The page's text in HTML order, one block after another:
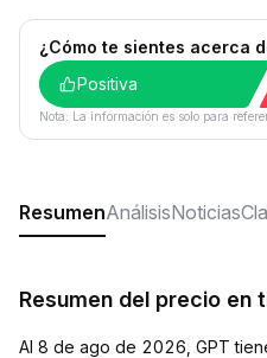
¿Cómo te sientes acerca
Positiva
Nota: La información es solo para
ResumenAnálisisNoticias
Resumen del precio en
Al 8 de ago de 2026, GPT